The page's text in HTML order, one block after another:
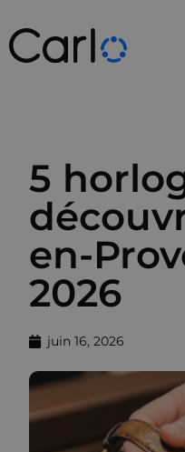
5
en-
2026
juin 16, 2026